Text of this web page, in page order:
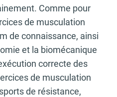
Comme pour
de musculation
de connaissance, ainsi
et la biomécanique
correcte des
de musculation
de résistance,